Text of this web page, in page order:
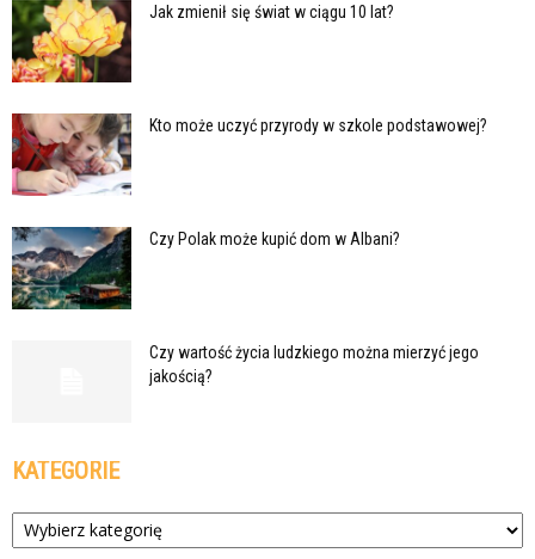
Jak zmienił się świat w ciągu 10 lat?
Kto może uczyć przyrody w szkole podstawowej?
Czy Polak może kupić dom w Albani?
Czy wartość życia ludzkiego można mierzyć jego
jakością?
KATEGORIE
Kategorie